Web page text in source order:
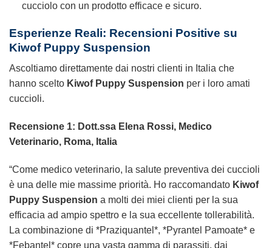
cucciolo con un prodotto efficace e sicuro.
Esperienze Reali: Recensioni Positive su
Kiwof Puppy Suspension
Ascoltiamo direttamente dai nostri clienti in Italia che
hanno scelto Kiwof Puppy Suspension per i loro amati
cuccioli.
Recensione 1: Dott.ssa Elena Rossi, Medico
Veterinario, Roma, Italia
“Come medico veterinario, la salute preventiva dei cuccioli
è una delle mie massime priorità. Ho raccomandato Kiwof
Puppy Suspension a molti dei miei clienti per la sua
efficacia ad ampio spettro e la sua eccellente tollerabilità.
La combinazione di *Praziquantel*, *Pyrantel Pamoate* e
*Febantel* copre una vasta gamma di parassiti, dai